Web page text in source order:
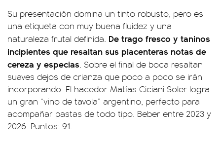
Su presentación domina un tinto robusto, pero es
una etiqueta con muy buena fluidez y una
naturaleza frutal definida. De trago fresco y taninos
incipientes que resaltan sus placenteras notas de
cereza y especias. Sobre el final de boca resaltan
suaves dejos de crianza que poco a poco se irán
incorporando. El hacedor Matías Ciciani Soler logra
un gran “vino de tavola” argentino, perfecto para
acompañar pastas de todo tipo. Beber entre 2023 y
2026. Puntos: 91.